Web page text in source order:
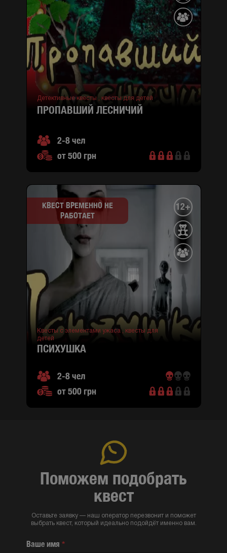
Детективные квесты , квесты для детей
ПРОПАВШИЙ ЛЕСНИЧИЙ
2-8 чел
от 500 грн
КВЕСТ ВРЕМЕННО НЕ
РАБОТАЕТ
12+
Квесты с элементами ужаса ,
квесты для
детей
ПСИХУШКА
2-8 чел
от 500 грн
Поможем подобрать
квест
Оставьте заявку — наш оператор перезвонит и поможет
выбрать квест, который идеально подойдёт именно вам.
Ваше имя *